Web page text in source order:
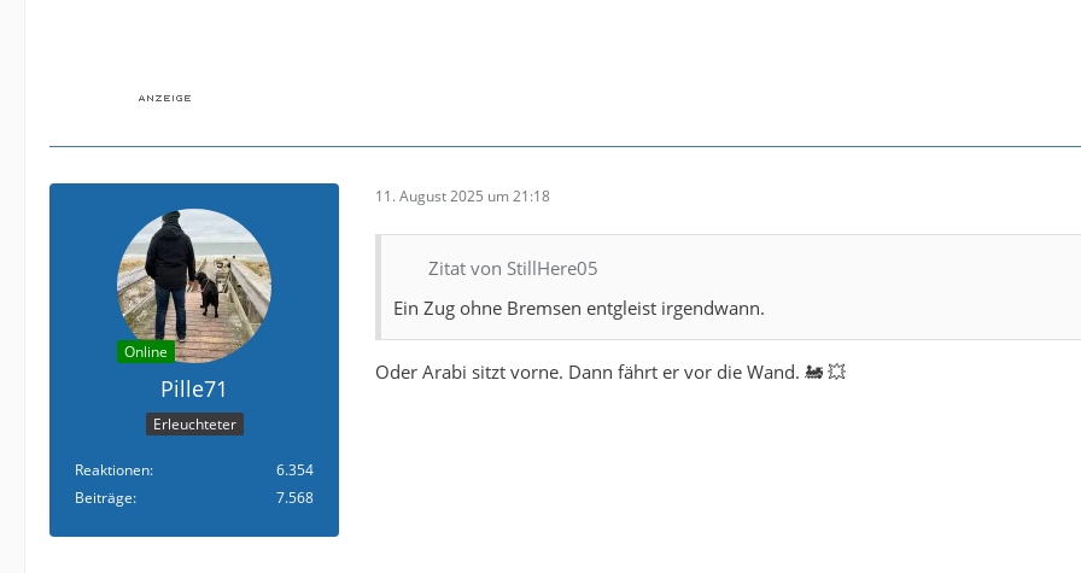
Online
Pille71
Erleuchteter
Reaktionen
6.354
Beiträge
7.568
11. August 2025 um 21:18
Zitat von StillHere05
Ein Zug ohne Bremsen entgleist irgendwann.
Oder Arabi sitzt vorne. Dann fährt er vor die Wand. 🚂 💥